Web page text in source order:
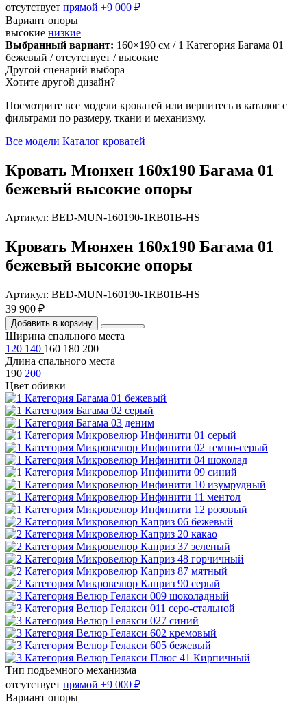
отсутствует прямой +9 000 ₽
Вариант опоры
высокие низкие
Выбранный вариант: 160×190 см / 1 Категория Багама 01
бежевый / отсутствует / высокие
Другой сценарий выбора
Хотите другой дизайн?
Посмотрите все модели кроватей или вернитесь в каталог с
фильтрами по размеру, ткани и механизму.
Все модели Каталог кроватей
Кровать Мюнхен 160х190 Багама 01
бежевый высокие опоры
Артикул: BED-MUN-160190-1RB01B-HS
Кровать Мюнхен 160х190 Багама 01
бежевый высокие опоры
Артикул: BED-MUN-160190-1RB01B-HS
39 900 ₽
Добавить в корзину
Ширина спального места
120 140 160 180 200
Длина спального места
190 200
Цвет обивки
Тип подъемного механизма
отсутствует прямой +9 000 ₽
Вариант опоры